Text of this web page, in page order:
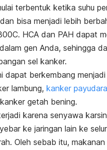
terbentuk ketika suhu
bisa menjadi lebih
HCA dan PAH dapat
gen Anda, sehingga
sel kanker.
dapat berkembang menjadi
lambung, kanker payudara
getah bening.
karena senyawa
ke jaringan lain ke
Oleh sebab itu,